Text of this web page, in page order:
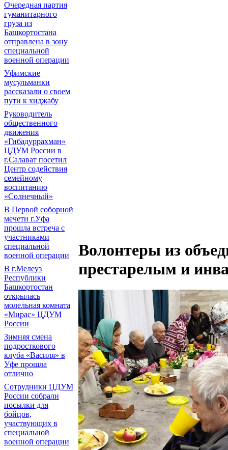
Очередная партия
гуманитарного
груза из
Башкортостана
отправлена в зону
специальной
военной операции
Уфимские
мусульманки
рассказали о своем
пути к хиджабу
Руководитель
общественного
движения
«Гибадуррахман»
ЦДУМ России в
г.Салават посетил
Центр содействия
семейному
воспитанию
«Солнечный»
В Первой соборной
мечети г.Уфа
прошла встреча с
участниками
специальной
военной операции
В г.Мелеуз
Республики
Башкортостан
открылась
молельная комната
«Мирас» ЦДУМ
России
Зимняя смена
подросткового
клуба «Василя» в
Уфе прошла
отлично
Сотрудники ЦДУМ
России собрали
посылки для
бойцов,
участвующих в
специальной
военной операции
Волонтеры из
престарелым и